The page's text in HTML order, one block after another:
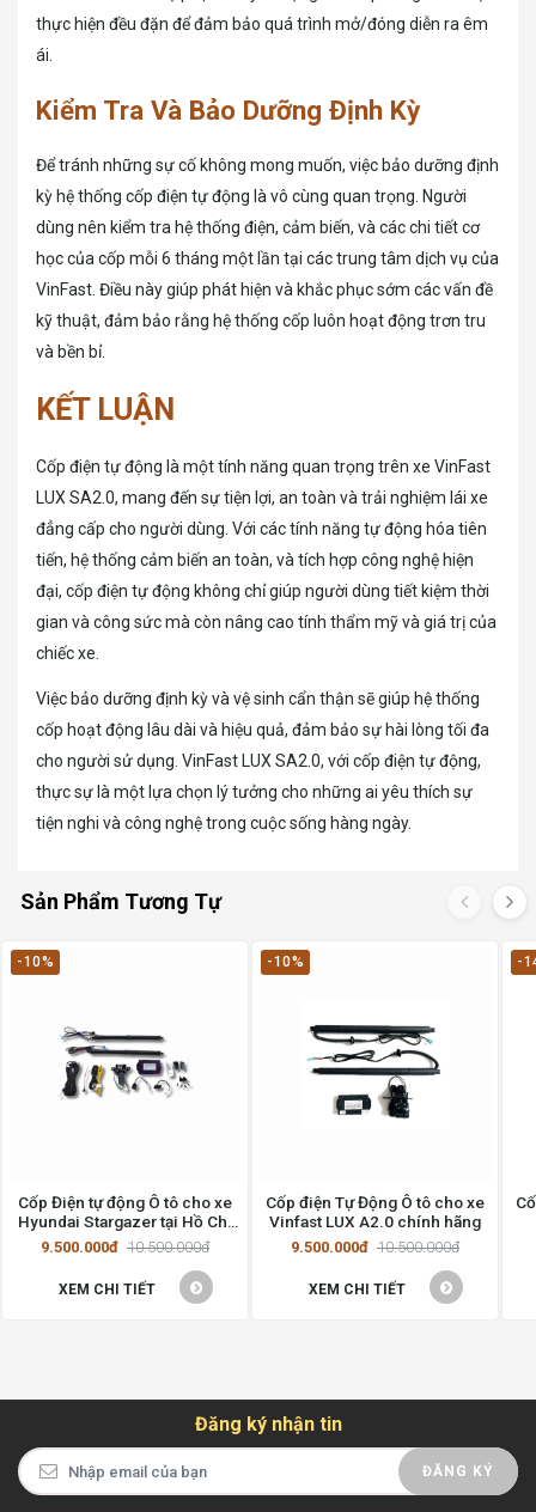
thực hiện đều đặn để đảm bảo quá trình mở/đóng diễn ra êm
ái.
Kiểm Tra Và Bảo Dưỡng Định Kỳ
Để tránh những sự cố không mong muốn, việc bảo dưỡng định
kỳ hệ thống cốp điện tự động là vô cùng quan trọng. Người
dùng nên kiểm tra hệ thống điện, cảm biến, và các chi tiết cơ
học của cốp mỗi 6 tháng một lần tại các trung tâm dịch vụ của
VinFast. Điều này giúp phát hiện và khắc phục sớm các vấn đề
kỹ thuật, đảm bảo rằng hệ thống cốp luôn hoạt động trơn tru
và bền bỉ.
KẾT LUẬN
Cốp điện tự động là một tính năng quan trọng trên xe VinFast
LUX SA2.0, mang đến sự tiện lợi, an toàn và trải nghiệm lái xe
đẳng cấp cho người dùng. Với các tính năng tự động hóa tiên
tiến, hệ thống cảm biến an toàn, và tích hợp công nghệ hiện
đại, cốp điện tự động không chỉ giúp người dùng tiết kiệm thời
gian và công sức mà còn nâng cao tính thẩm mỹ và giá trị của
chiếc xe.
Việc bảo dưỡng định kỳ và vệ sinh cẩn thận sẽ giúp hệ thống
cốp hoạt động lâu dài và hiệu quả, đảm bảo sự hài lòng tối đa
cho người sử dụng. VinFast LUX SA2.0, với cốp điện tự động,
thực sự là một lựa chọn lý tưởng cho những ai yêu thích sự
tiện nghi và công nghệ trong cuộc sống hàng ngày.
Sản Phẩm Tương Tự
-10%
Cốp Điện tự động Ô tô cho xe
Hyundai Stargazer tại Hồ Chí
Minh
9.500.000đ 10.500.000đ
XEM CHI TIẾT
-10%
Cốp điện Tự Động Ô tô cho xe
Vinfast LUX A2.0 chính hãng
9.500.000đ 10.500.000đ
XEM CHI TIẾT
-
Đăng ký nhận tin
ĐĂNG KÝ